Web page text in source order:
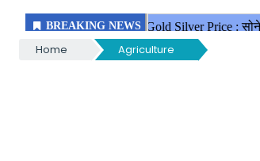
Home Agriculture